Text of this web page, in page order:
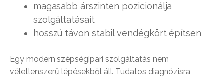
magasabb árszinten pozicionálja
szolgáltatásait
hosszú távon stabil vendégkört építsen
Egy modern szépségipari szolgáltatás nem
véletlenszerű lépésekből áll. Tudatos diagnózisra,